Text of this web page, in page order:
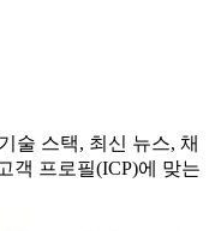
술 스택, 최신 뉴스, 채
객 프로필(ICP)에 맞는